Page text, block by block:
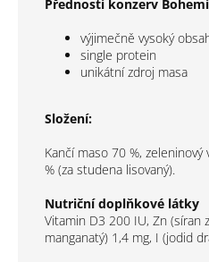
Přednosti konzerv
výjimečně vysoký
single protein
unikátní zdroj masa
Složení:
Kančí maso 70 %, zeleninový
% (za studena lisovaný).
Nutriční doplňkové látky
Vitamin D3 200 IU, Zn (síran
manganatý) 1,4 mg, I (jodid